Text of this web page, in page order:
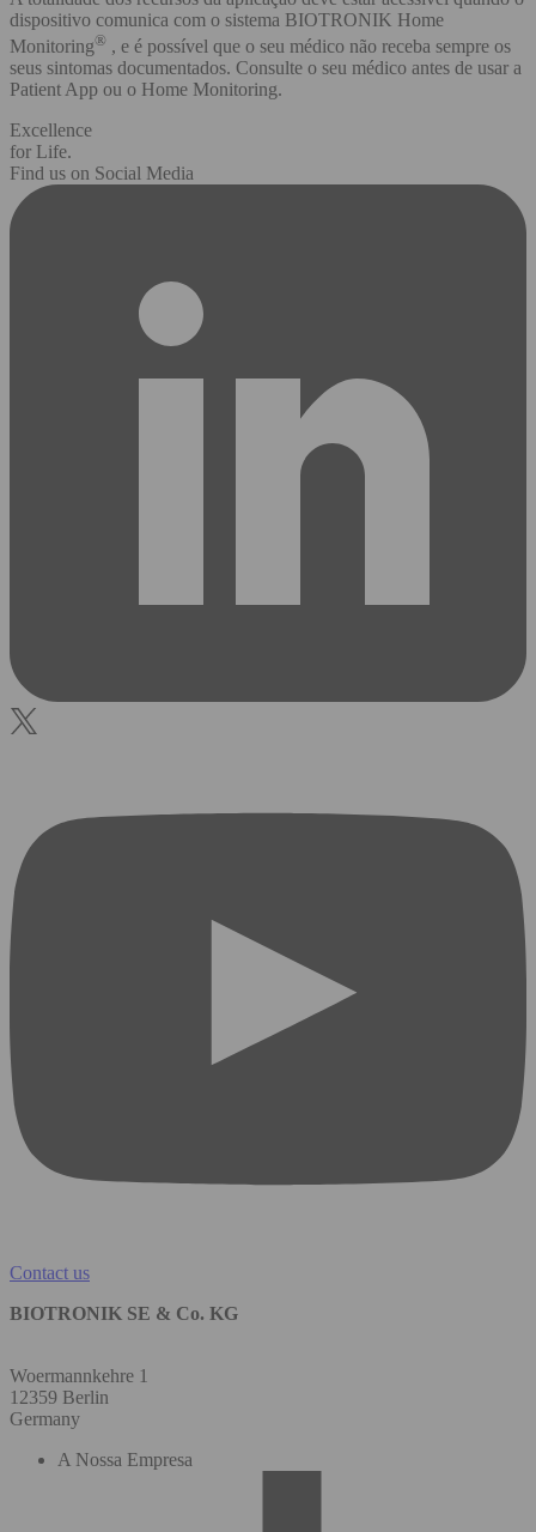
dispositivo comunica com o sistema BIOTRONIK Home
Monitoring® , e é possível que o seu médico não receba sempre os
seus sintomas documentados. Consulte o seu médico antes de usar a
Patient App ou o Home Monitoring.
Excellence
for Life.
Find us on Social Media
Contact us
BIOTRONIK SE & Co. KG
Woermannkehre 1
12359 Berlin
Germany
A Nossa Empresa